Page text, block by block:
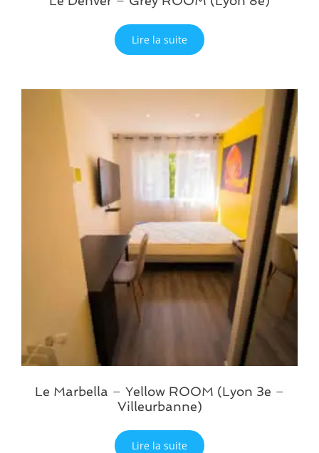
Lire la suite
Le Marbella – Yellow ROOM (Lyon 3e –
Villeurbanne)
Lire la suite